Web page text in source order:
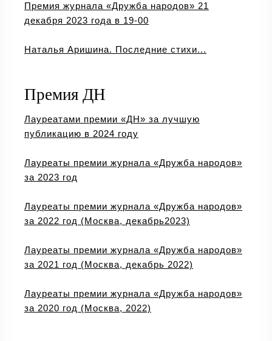
Премия журнала «Дружба народов» 21
декабря 2023 года в 19-00
Наталья Аришина. Последние стихи...
Премия ДН
Лауреатами премии «ДН» за лучшую
публикацию в 2024 году
Лауреаты премии журнала «Дружба народов»
за 2023 год
Лауреаты премии журнала «Дружба народов»
за 2022 год (Москва, декабрь2023)
Лауреаты премии журнала «Дружба народов»
за 2021 год (Москва, декабрь 2022)
Лауреаты премии журнала «Дружба народов»
за 2020 год (Москва, 2022)